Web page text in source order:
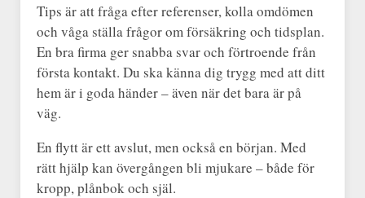
Tips är att fråga efter referenser, kolla omdömen
och våga ställa frågor om försäkring och tidsplan.
En bra firma ger snabba svar och förtroende från
första kontakt. Du ska känna dig trygg med att ditt
hem är i goda händer – även när det bara är på
väg.
En flytt är ett avslut, men också en början. Med
rätt hjälp kan övergången bli mjukare – både för
kropp, plånbok och själ.